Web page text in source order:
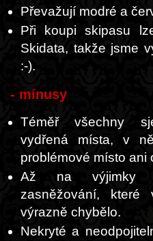
Převažují modré a
Při koupi skipasu
Skidata, takže jsme
:-).
- mínusy
Téměř všechny
vydřená místa, v
problémové místo ani
Až na výjimky
zasněžování,
výrazně chybělo.
Nekryté a